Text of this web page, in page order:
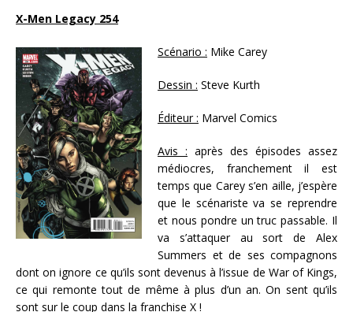
X-Men Legacy 254
Scénario : Mike Carey
Dessin : Steve Kurth
Éditeur : Marvel Comics
Avis : après des épisodes assez
médiocres, franchement il est
temps que Carey s’en aille, j’espère
que le scénariste va se reprendre
et nous pondre un truc passable. Il
va s’attaquer au sort de Alex
Summers et de ses compagnons
dont on ignore ce qu’ils sont devenus à l’issue de War of Kings,
ce qui remonte tout de même à plus d’un an. On sent qu’ils
sont sur le coup dans la franchise X !